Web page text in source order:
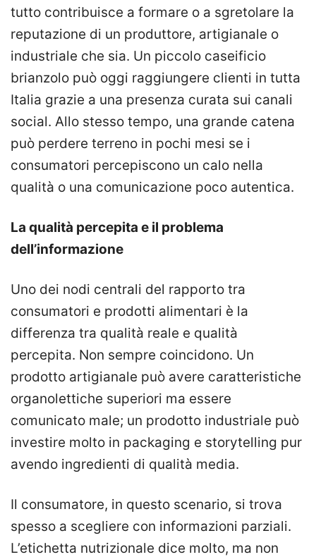
tutto contribuisce a formare o a sgretolare la
reputazione di un produttore, artigianale o
industriale che sia. Un piccolo caseificio
brianzolo può oggi raggiungere clienti in tutta
Italia grazie a una presenza curata sui canali
social. Allo stesso tempo, una grande catena
può perdere terreno in pochi mesi se i
consumatori percepiscono un calo nella
qualità o una comunicazione poco autentica.
La qualità percepita e il problema
dell’informazione
Uno dei nodi centrali del rapporto tra
consumatori e prodotti alimentari è la
differenza tra qualità reale e qualità
percepita. Non sempre coincidono. Un
prodotto artigianale può avere caratteristiche
organolettiche superiori ma essere
comunicato male; un prodotto industriale può
investire molto in packaging e storytelling pur
avendo ingredienti di qualità media.
Il consumatore, in questo scenario, si trova
spesso a scegliere con informazioni parziali.
L’etichetta nutrizionale dice molto, ma non